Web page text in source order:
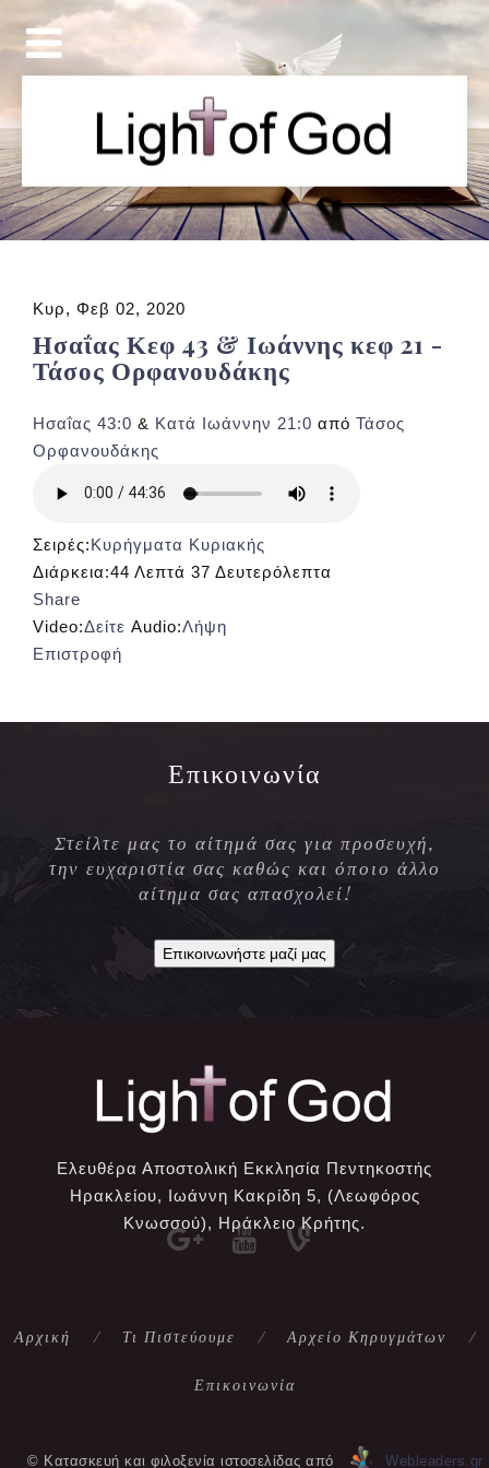
Κυρ, Φεβ 02, 2020
Ησαΐας Κεφ 43 & Ιωάννης κεφ 21 -
Τάσος Ορφανουδάκης
Ησαΐας 43:0 & Κατά Ιωάννην 21:0 από Τάσος
Ορφανουδάκης
Σειρές:Κυρήγματα Κυριακής
Διάρκεια:44 Λεπτά 37 Δευτερόλεπτα
Share
Video:Δείτε Audio:Λήψη
Επιστροφή
Επικοινωνία
Στείλτε μας το αίτημά σας για προσευχή,
την ευχαριστία σας καθώς και όποιο άλλο
αίτημα σας απασχολεί!
Επικοινωνήστε μαζί μας
Ελευθέρα Αποστολική Εκκλησία Πεντηκοστής
Ηρακλείου, Ιωάννη Κακρίδη 5, (Λεωφόρος
Κνωσσού), Ηράκλειο Κρήτης.
Αρχική Τι Πιστεύουμε Αρχείο Κηρυγμάτων
Επικοινωνία
© Κατασκευή και φιλοξενία ιστοσελίδας από Webleaders.gr